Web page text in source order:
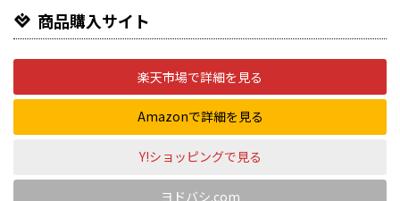
商品購入サイト
楽天市場で詳細を見る
Amazonで詳細を見る
Y!ショッピングで見る
ヨドバシ.com